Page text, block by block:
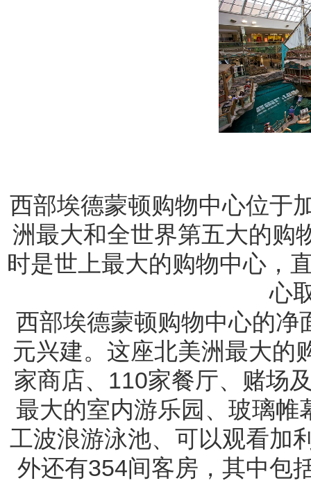
西部埃德蒙顿购物中心位于
洲最大和全世界第五大的购
时是世上最大的购物中心，
心
西部埃德蒙顿购物中心的净
元兴建。这座北美洲最大的
家商店、110家餐厅、赌场
最大的室内游乐园、玻璃
工波浪游泳池、可以观看加
外还有354间客房，其中包